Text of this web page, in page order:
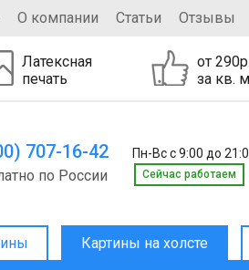
О компании Статьи Отзывы
Латексная
печать
от 290р.
за кв.
707-16-42 Пн-Вс с 9:00 до
по России Cейчас работаем
Картины на холсте